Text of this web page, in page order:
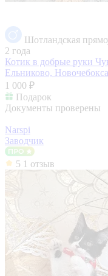
Шотландская
2 года
Котик в добрые руки
Ельниково,
1 000 ₽
Подарок
Документы проверены
Narspi
Заводчик
5 1 отзыв